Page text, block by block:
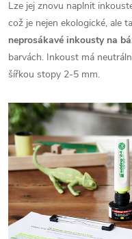
Lze jej znovu naplnit
což je nejen ekologické, ale
neprosákavé inkousty na
barvách. Inkoust má
šířkou stopy 2-5 mm.